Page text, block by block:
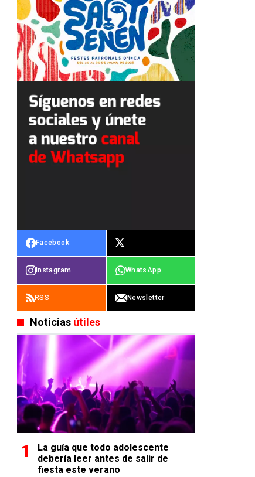
Facebook
Instagram WhatsApp
RSS Newsletter
Noticias útiles
La guía que todo adolescente
debería leer antes de salir de
fiesta este verano